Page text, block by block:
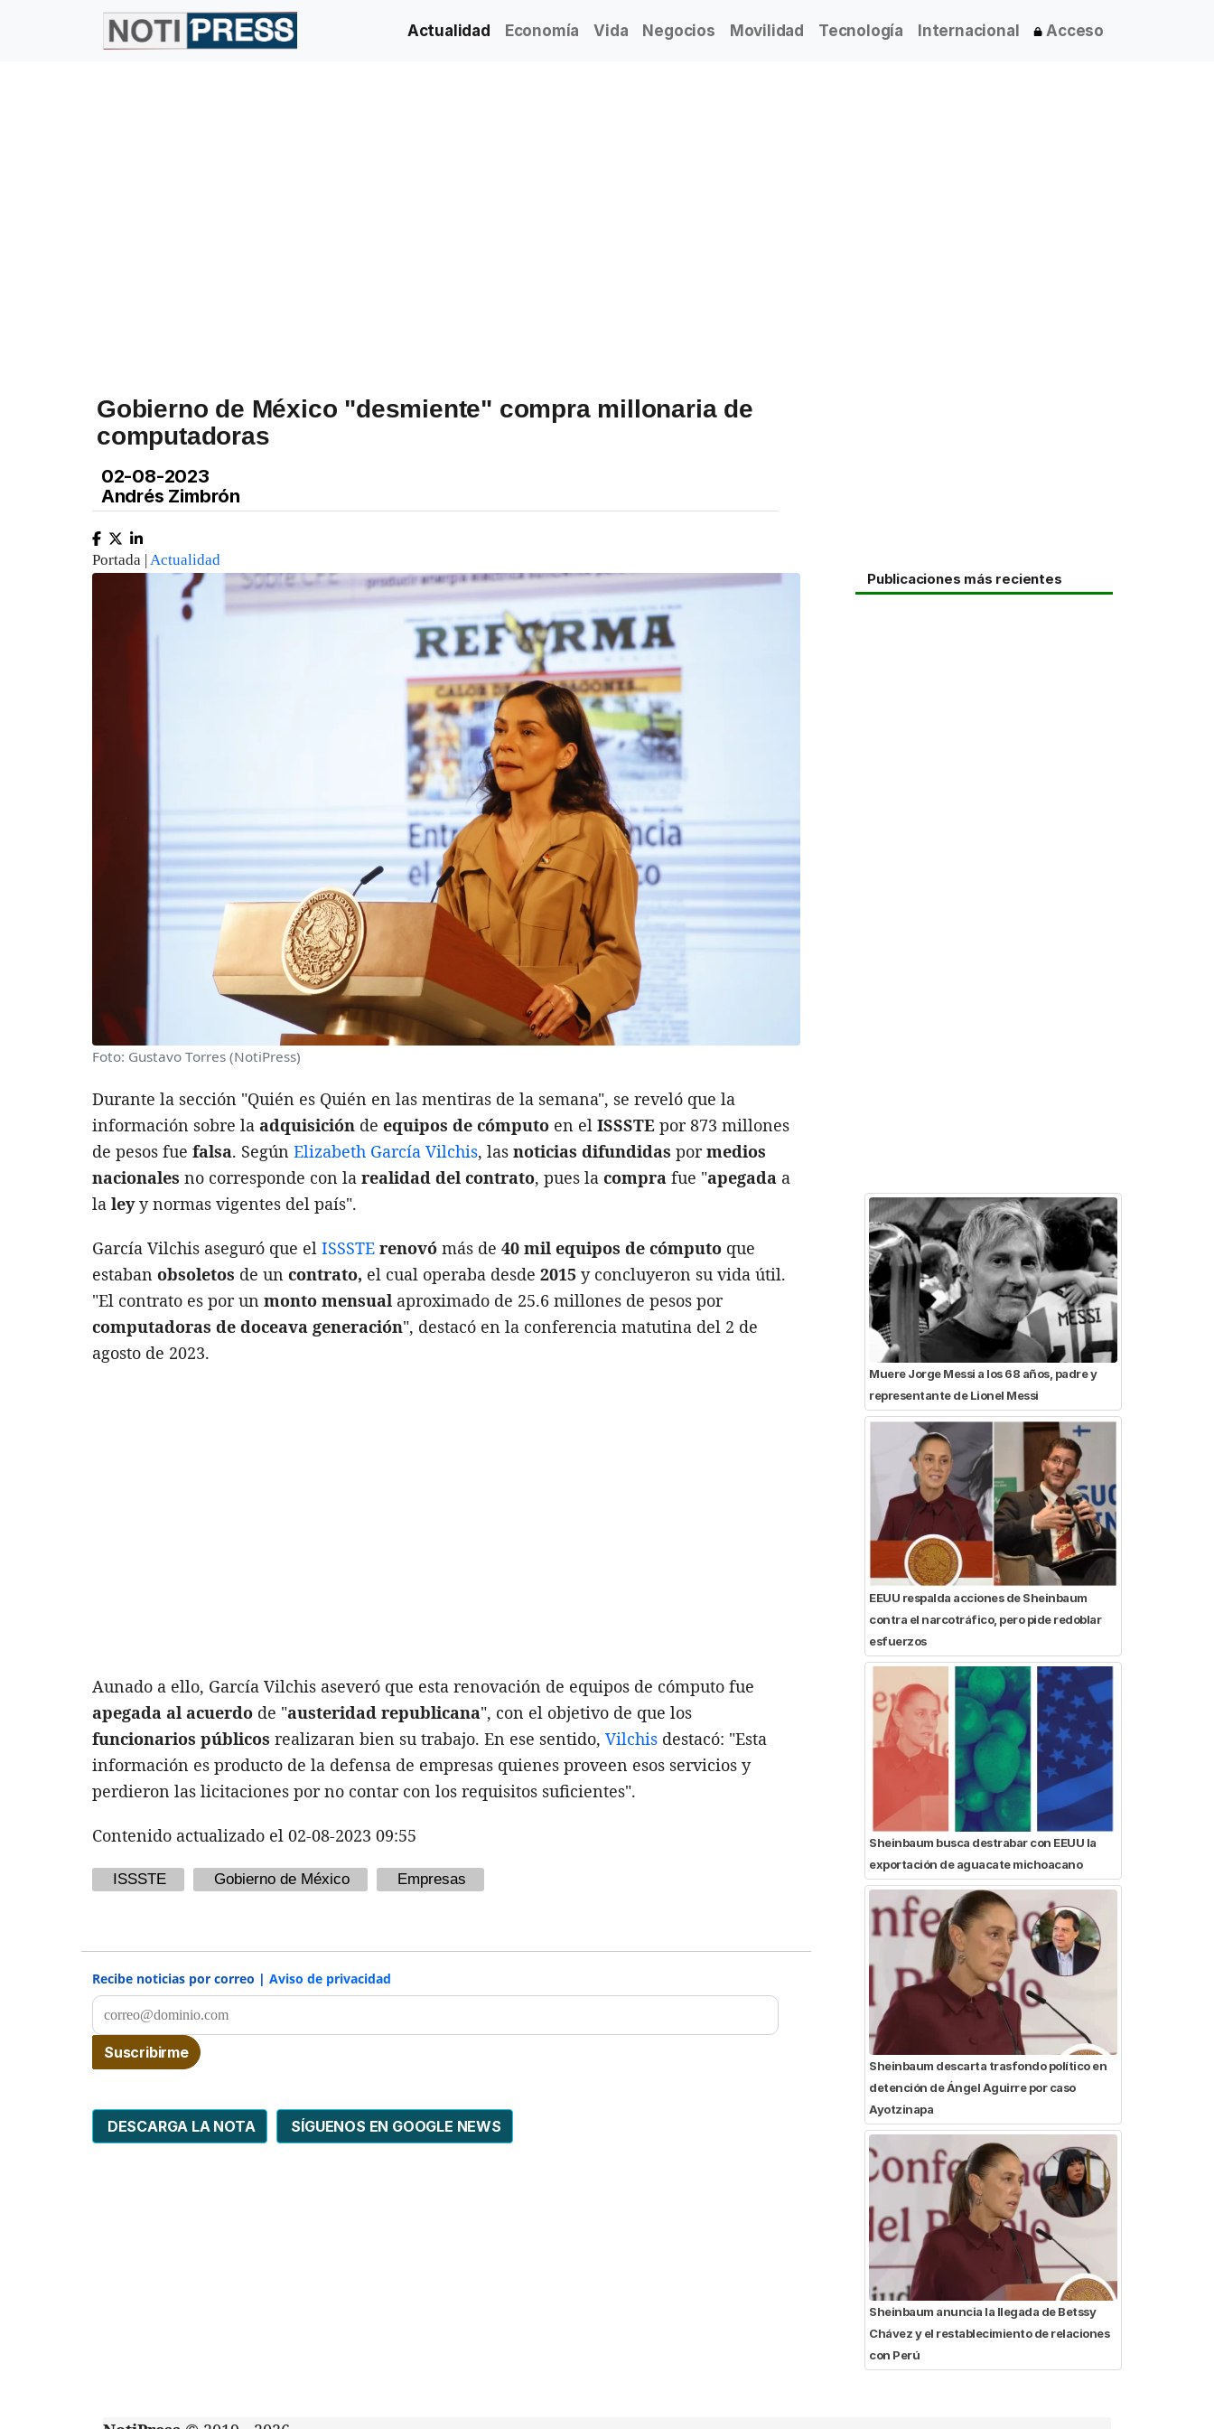
Actualidad Economía Vida Negocios Movilidad Tecnología Internacional Acceso
Gobierno de México "desmiente" compra millonaria de
computadoras
02-08-2023
Andrés Zimbrón
Portada |Actualidad
Foto: Gustavo Torres (NotiPress)
Durante la sección "Quién es Quién en las mentiras de la semana", se reveló que la
información sobre la adquisición de equipos de cómputo en el ISSSTE por 873 millones
de pesos fue falsa. Según Elizabeth García Vilchis, las noticias difundidas pormedios
nacionales no corresponde con la realidad del contrato, pues la compra fue "apegada a
la leyy normas vigentes del país".
García Vilchis aseguró que el ISSSTE renovó más de 40 mil equipos de cómputo que
estaban obsoletos de un contrato, el cual operaba desde 2015 y concluyeron su vida útil.
"El contrato es por un monto mensual aproximado de 25.6 millones de pesos por
computadoras de doceava generación", destacó en la conferencia matutina del 2 de
agosto de 2023.
Aunado a ello, García Vilchis aseveró que esta renovación de equipos de cómputo fue
apegada al acuerdo de "austeridad republicana", con el objetivo de que los
funcionarios públicos realizaran bien su trabajo. En ese sentido, Vilchis destacó: "Esta
información es producto de la defensa de empresas quienes proveen esos servicios y
perdieron las licitaciones por no contar con los requisitos suficientes".
Contenido actualizado el 02-08-2023 09:55
ISSSTE Gobierno de México Empresas
Recibe noticias por correo | Aviso de privacidad
DESCARGA LA NOTA SÍGUENOS EN GOOGLE NEWS
Publicaciones más recientes
Muere Jorge Messi a los 68 años, padre y
representante de Lionel Messi
EEUU respalda acciones de Sheinbaum
contra el narcotráfico, pero pide redoblar
esfuerzos
Sheinbaum busca destrabar con EEUU la
exportación de aguacate michoacano
Sheinbaum descarta trasfondo político en
detención de Ángel Aguirre por caso
Ayotzinapa
Sheinbaum anuncia la llegada de Betssy
Chávez y el restablecimiento de relaciones
con Perú